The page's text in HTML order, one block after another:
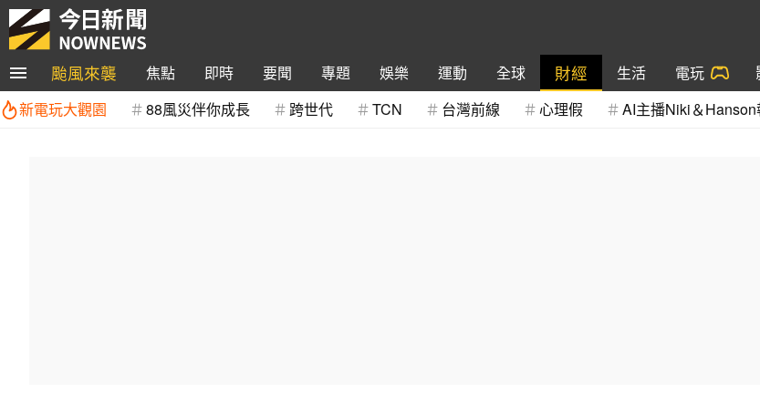
颱風來襲 焦點 即時 要聞 專題 娛樂 運動 全球 財經 生活 電玩
新電玩大觀園
88風災伴你成長 跨世代 TCN 台灣前線 心理假 AI主播Niki＆Hanson